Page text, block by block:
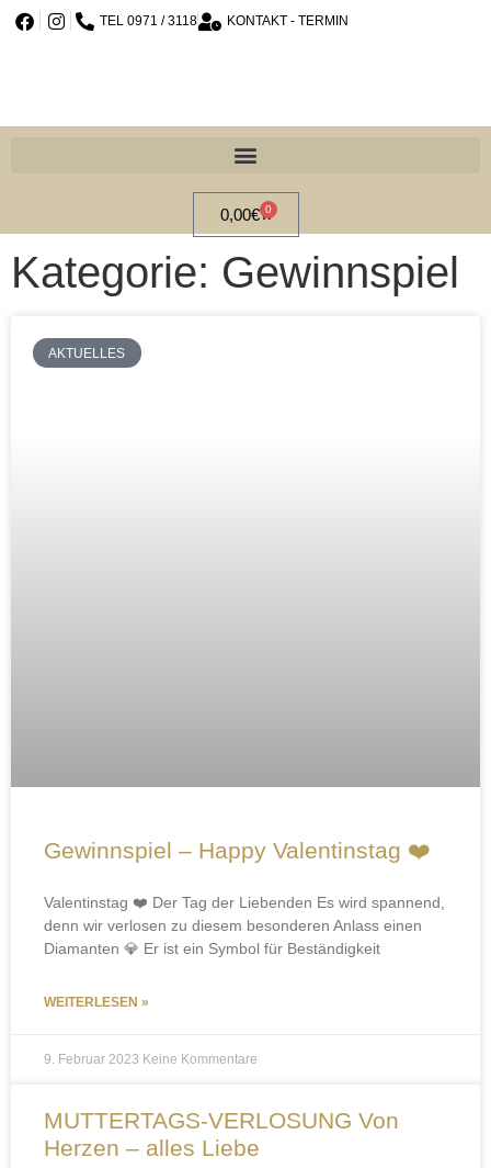
TEL 0971 / 3118 KONTAKT - TERMIN
0,00€ 0
Kategorie: Gewinnspiel
AKTUELLES
Gewinnspiel – Happy Valentinstag ❤️
Valentinstag ❤️ Der Tag der Liebenden Es wird spannend,
denn wir verlosen zu diesem besonderen Anlass einen
Diamanten 💎 Er ist ein Symbol für Beständigkeit
WEITERLESEN »
9. Februar 2023 Keine Kommentare
MUTTERTAGS-VERLOSUNG Von
Herzen – alles Liebe